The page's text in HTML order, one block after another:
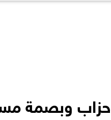
وبصمة